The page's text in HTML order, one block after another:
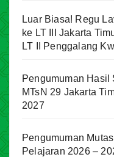
Luar Biasa! Regu
ke LT III Jakarta
LT II Penggalang
Pengumuman
MTsN 29 Jakarta
2027
Pengumuman
Pelajaran 2026 –